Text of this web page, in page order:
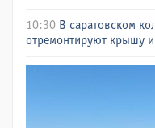
10:30 В саратовском
отремонтируют крышу